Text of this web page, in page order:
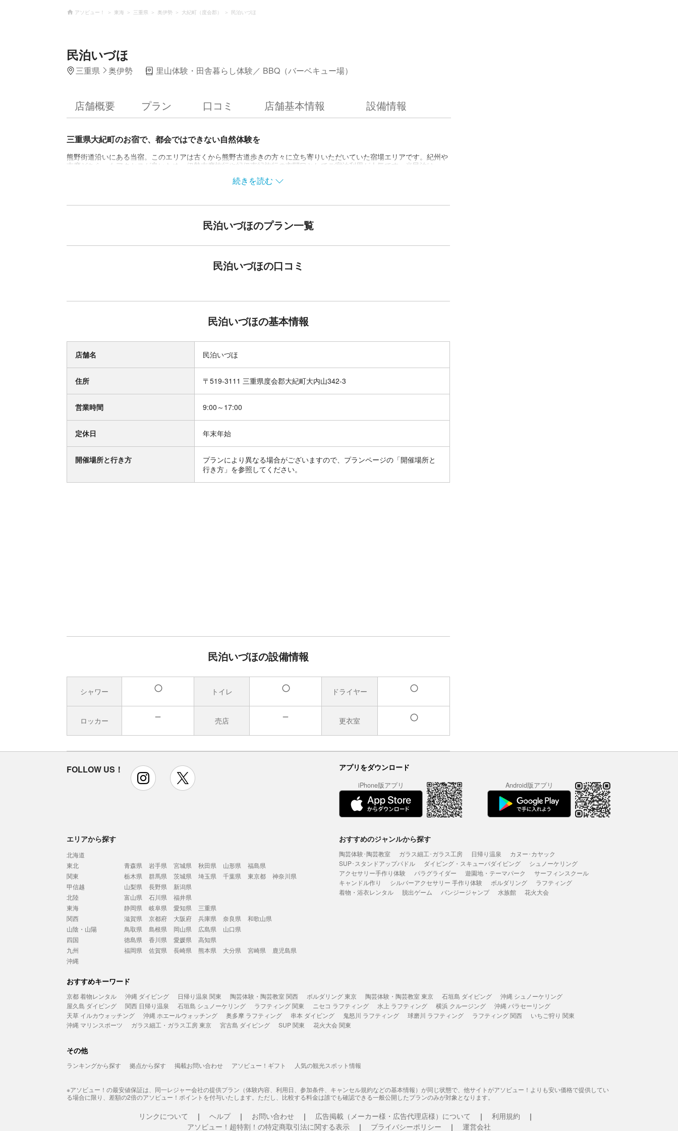
アソビュー！ 東海 三重県 奥伊勢 大紀町（度会郡） 民泊いづほ
民泊いづほ
三重県 奥伊勢 里山体験・田舎暮らし体験 BBQ（バーベキュー場）
店舗概要 プラン 口コミ 店舗基本情報 設備情報
三重県大紀町のお宿で、都会ではできない自然体験を
熊野街道沿いにある当宿。このエリアは古くから熊野古道歩きの方々に立ち寄りいただいていた宿場エリアです。紀州や
志摩どちらへもアクセスが良いため、伊勢志摩旅行や紀伊南紀旅行の玄関口としてご宿泊利用が人気です。当民泊は
ー、囲炉裏を楽しみゆっくりとお過ごしいただけます。疲れた体を癒して明日からの旅にまたお出掛けいただけるよう、
続きを読む
民泊いづほのプラン一覧
民泊いづほの口コミ
民泊いづほの基本情報
店舗名 民泊いづほ
住所 〒519-3111 三重県度会郡大紀町大内山342-3
営業時間 9:00～17:00
定休日 年末年始
開催場所と行き方
プランにより異なる場合がございますので、プランページの「開催場所と
行き方」を参照してください。
民泊いづほの設備情報
シャワー トイレ ドライヤー
ロッカー 売店 更衣室
FOLLOW US！ instagram アプリをダウンロード
iPhone版アプリ Android版アプリ
エリアから探す
北海道
東北
青森県 岩手県 宮城県 秋田県 山形県
福島県
関東
栃木県 群馬県 茨城県 埼玉県 千葉県 東京都
神奈川県
甲信越
山梨県 長野県
新潟県
北陸
富山県 石川県
福井県
東海
静岡県 岐阜県 愛知県
三重県
関西
滋賀県 京都府 大阪府 兵庫県 奈良県
和歌山県
山陰・山陽
鳥取県 島根県 岡山県 広島県
山口県
四国
徳島県 香川県 愛媛県
高知県
九州
福岡県 佐賀県 長崎県 熊本県 大分県 宮崎県
鹿児島県
沖縄
おすすめのジャンルから探す
陶芸体験･陶芸教室 ガラス細工･ガラス工房 日帰り温泉
カヌー･カヤック
SUP･スタンドアップパドル
ダイビング・スキューバダイビング
シュノーケリング
アクセサリー手作り体験
パラグライダー 遊園地・テーマパーク
サーフィンスクール
キャンドル作り
シルバーアクセサリー 手作り体験 ボルダリング
ラフティング
着物・浴衣レンタル
脱出ゲーム バンジージャンプ 水族館 花火大会
おすすめキーワード
京都 着物レンタル 沖縄 ダイビング 日帰り温泉 関東 陶芸体験・陶芸教室 関西 ボルダリング 東京 陶芸体験・陶芸教室 東京 石垣島 ダイビング
沖縄 シュノーケリング
屋久島 ダイビング
関西 日帰り温泉 石垣島 シュノーケリング ラフティング 関東 ニセコ ラフティング 水上 ラフティング 横浜 クルージング
沖縄 パラセーリング
天草 イルカウォッチング
沖縄 ホエールウォッチング 奥多摩 ラフティング 串本 ダイビング 鬼怒川 ラフティング 球磨川 ラフティング ラフティング 関西
いちご狩り 関東
沖縄 マリンスポーツ
ガラス細工・ガラス工房 東京 宮古島 ダイビング SUP 関東 花火大会 関東
その他
ランキングから探す 拠点から探す 掲載お問い合わせ アソビュー！ギフト 人気の観光スポット情報
※アソビュー！の最安値保証は、同一レジャー会社の提供プラン（体験内容、利用日、参加条件、キャンセル規約などの基本情報）が同じ状態で、他サイトがアソビュー！よりも安い価格で提供してい
る場合に限り、差額の2倍のアソビュー！ポイントを付与いたします。ただし、比較する料金は誰でも確認できる一般公開したプランのみが対象となります。
リンクについて ヘルプ お問い合わせ 広告掲載（メーカー様・広告代理店様）について
利用規約
アソビュー！超特割！の特定商取引法に関する表示
プライバシーポリシー 運営会社